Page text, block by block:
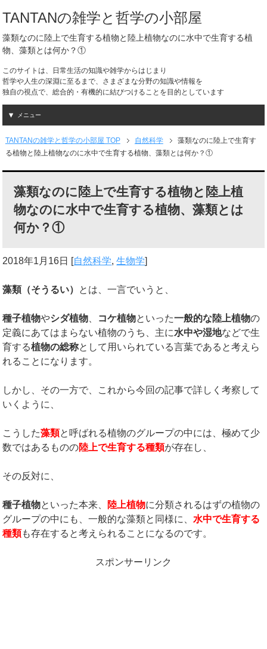
TANTANの雑学と哲学の小部屋
藻類なのに陸上で生育する植物と陸上植物なのに水中で生育する植
物、藻類とは何か？①
このサイトは、日常生活の知識や雑学からはじまり
哲学や人生の深淵に至るまで、さまざまな分野の知識や情報を
独自の視点で、総合的・有機的に結びつけることを目的としています
メニュー
TANTANの雑学と哲学の小部屋 TOP 自然科学
藻類なのに陸上で生育す
る植物と陸上植物なのに水中で生育する植物、藻類とは何か？①
藻類なのに陸上で生育する植物と陸上植
物なのに水中で生育する植物、藻類とは
何か？①
2018年1月16日 [自然科学,生物学]
藻類（そうるい） とは、一言でいうと、
種子植物やシダ植物 コケ植物といった一般的な陸上植物の
定義にあてはまらない植物のうち、主に水中や湿地などで生
育する植物の総称として用いられている言葉であると考えら
れることになります。
しかし、その一方で、これから今回の記事で詳しく考察して
いくように、
こうした藻類と呼ばれる植物のグループの中には、極めて少
数ではあるものの陸上で生育する種類が存在し、
その反対に、
種子植物といった本来、 陸上植物に分類されるはずの植物の
グループの中にも、一般的な藻類と同様に、 水中で生育する
種類も存在すると考えられることになるのです。
スポンサーリンク